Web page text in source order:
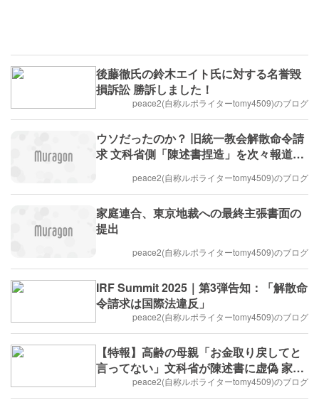
後藤徹氏の鈴木エイト氏に対する名誉毀
損訴訟 勝訴しました！
peace2(自称ルポライターtomy4509)のブログ
ウソだったのか？ 旧統一教会解散命令請
求 文科省側「陳述書捏造」を次々報道！
peace2(自称ルポライターtomy4509)のブログ
家庭連合、東京地裁への最終主張書面の
提出
peace2(自称ルポライターtomy4509)のブログ
IRF Summit 2025｜第3弾告知：「解散命
令請求は国際法違反」
peace2(自称ルポライターtomy4509)のブログ
【特報】高齢の母親「お金取り戻してと
言ってない」文科省が陳述書に虚偽 家庭
連合の解散命令請求
peace2(自称ルポライターtomy4509)のブログ